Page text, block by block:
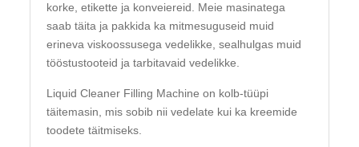
korke, etikette ja konveiereid. Meie masinatega
saab täita ja pakkida ka mitmesuguseid muid
erineva viskoossusega vedelikke, sealhulgas muid
tööstustooteid ja tarbitavaid vedelikke.
Liquid Cleaner Filling Machine on kolb-tüüpi
täitemasin, mis sobib nii vedelate kui ka kreemide
toodete täitmiseks.